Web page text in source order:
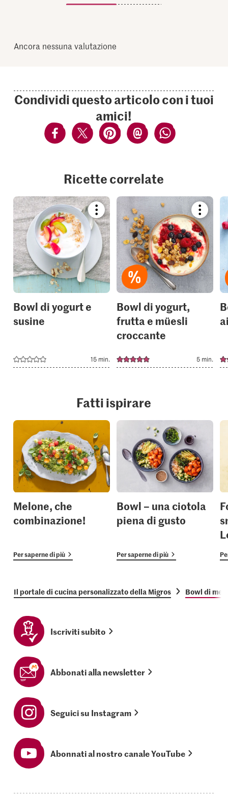
Ancora nessuna valutazione
Condividi questo articolo con i tuoi
amici!
Ricette correlate
Bookmark
recipe
or
add
to
your
collections.
Bowl di yogurt e
susine
15 min.
recipe
or
add
it
to
your
Bowl di yogurt,
frutta e müesli
croccante
5 min.
Fatti ispirare
Melone, che
combinazione!
Per saperne di più
Bowl – una ciotola
piena di gusto
Per saperne di più
Il portale di cucina personalizzato della Migros Bowl di
Iscriviti subito
Abbonati alla newsletter
Seguici su Instagram
Abonnati al nostro canale YouTube